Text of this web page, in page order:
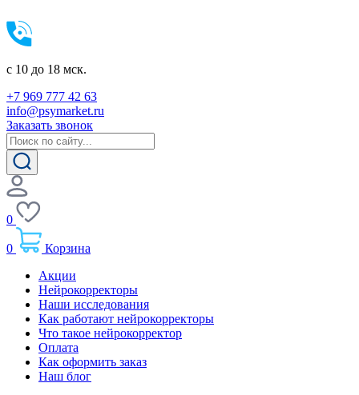
c 10 до 18 мск.
+7 969 777 42 63
info@psymarket.ru
Заказать звонок
0
0
Корзина
Акции
Нейрокорректоры
Наши исследования
Как работают нейрокорректоры
Что такое нейрокорректор
Оплата
Как оформить заказ
Наш блог